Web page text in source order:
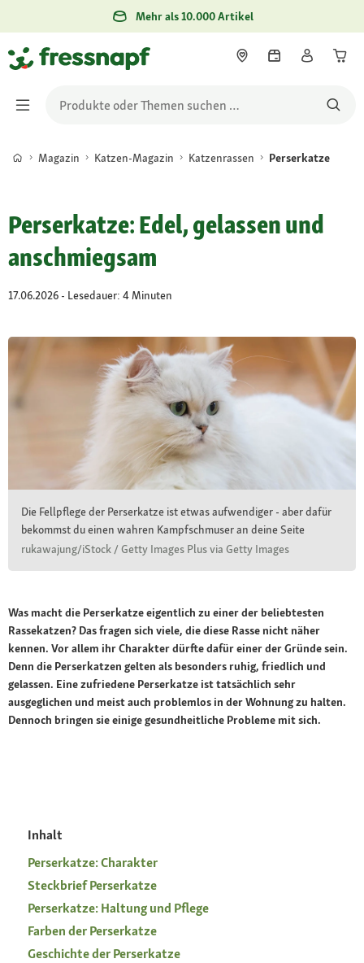
Mehr als 10.000 Artikel
Magazin Katzen-Magazin Katzenrassen Perserkatze
Perserkatze: Edel, gelassen und
anschmiegsam
17.06.2026 - Lesedauer: 4 Minuten
Die Fellpflege der Perserkatze ist etwas aufwendiger - aber dafür
bekommst du einen wahren Kampfschmuser an deine Seite
rukawajung/iStock / Getty Images Plus via Getty Images
Was macht die Perserkatze eigentlich zu einer der beliebtesten
Rassekatzen? Das fragen sich viele, die diese Rasse nicht näher
kennen. Vor allem ihr Charakter dürfte dafür einer der Gründe sein.
Denn die Perserkatzen gelten als besonders ruhig, friedlich und
gelassen. Eine zufriedene Perserkatze ist tatsächlich sehr
ausgeglichen und meist auch problemlos in der Wohnung zu halten.
Dennoch bringen sie einige gesundheitliche Probleme mit sich.
Inhalt
Perserkatze: Charakter
Steckbrief Perserkatze
Perserkatze: Haltung und Pflege
Farben der Perserkatze
Geschichte der Perserkatze